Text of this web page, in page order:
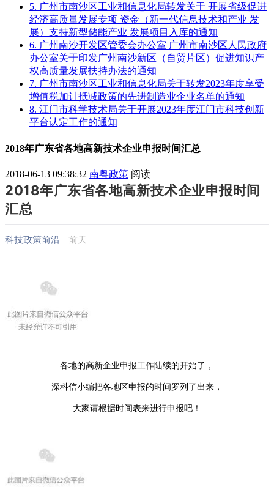
5. 广州市南沙区工业和信息化局转发关于 开展省级促进
经济高质量发展专项 资金（新一代信息技术和产业 发
展）支持新型储能产业 发展项目入库的通知
6. 广州南沙开发区管委会办公室 广州市南沙区人民政府
办公室关于印发广州南沙新区（自贸片区）促进知识产
权高质量发展扶持办法的通知
7. 广州市南沙区工业和信息化局关于转发2023年度享受
增值税加计抵减政策的先进制造业企业名单的通知
8. 江门市科学技术局关于开展2023年度江门市科技创新
平台认定工作的通知
2018年广东省各地高新技术企业申报时间汇总
2018-06-13 09:38:32 南粤政策 阅读
2018年广东省各地高新技术企业申报时间
汇总
科技政策前沿 前天
各地的高新企业申报工作陆续的开始了，
深科信小编把各地区申报的时间罗列了出来，
大家请根据时间表来进行申报吧！